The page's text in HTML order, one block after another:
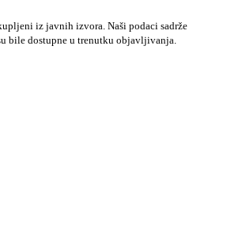
iz javnih izvora. Naši podaci sadrže
bile dostupne u trenutku objavljivanja.